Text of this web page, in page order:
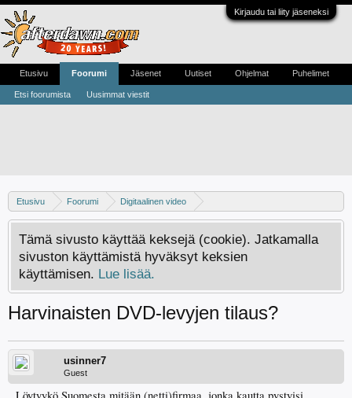
Kirjaudu tai liity jäseneksi
Etusivu Foorumi
Digitaalinen video
Digivideo-ongelmat ja -keskustelu
Tämä sivusto käyttää keksejä (cookie). Jatkamalla
sivuston käyttämistä hyväksyt keksien
käyttämisen. Lue lisää.
Harvinaisten DVD-levyjen tilaus?
usinner7
Guest
Etusivu Foorumi
Etsi foorumista Uusimmat viestit
Jäsenet Uutiset Ohjelmat Puhelimet